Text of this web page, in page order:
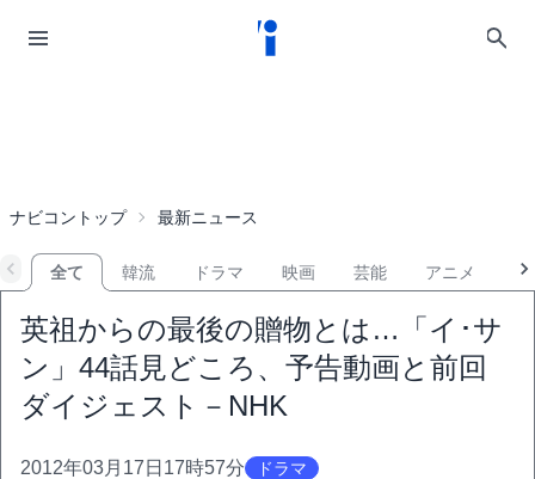
ナビコントップ 最新ニュース
全て 韓流 ドラマ 映画 芸能 アニメ
英祖からの最後の贈物とは…「イ･サ
ン」44話見どころ、予告動画と前回
ダイジェスト－NHK
2012年03月17日17時57分 ドラマ